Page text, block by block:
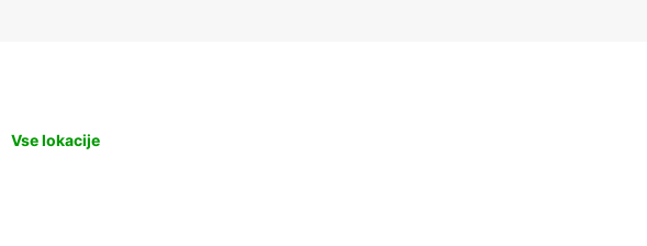
Vse lokacije